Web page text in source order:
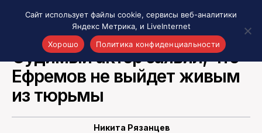
Акценты
Материалы о Рязани и области
Проекты 7 инфо
НОВОСТИ РОССИИ
Судимый актер заявил, что
Ефремов не выйдет живым
из тюрьмы
Никита Рязанцев
Сайт использует файлы cookie, сервисы веб-аналитики
Яндекс Метрика, и LiveInternet
Хорошо
Политика конфиденциальности